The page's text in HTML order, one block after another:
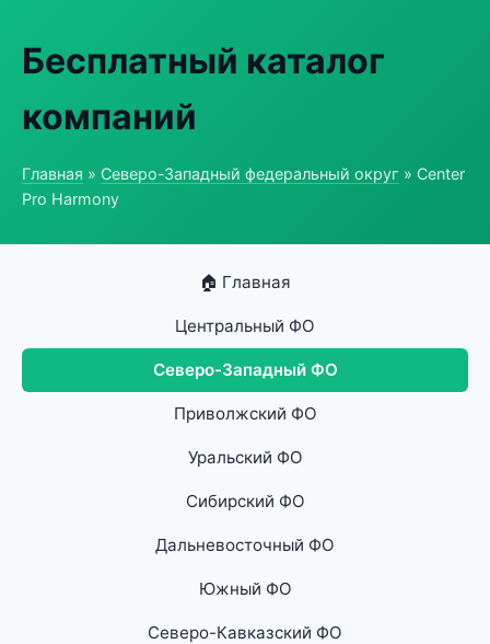
Бесплатный каталог
компаний
Главная » Северо-Западный федеральный округ » Center
Pro Harmony
🏠 Главная
Центральный ФО
Северо-Западный ФО
Приволжский ФО
Уральский ФО
Сибирский ФО
Дальневосточный ФО
Южный ФО
Северо-Кавказский ФО